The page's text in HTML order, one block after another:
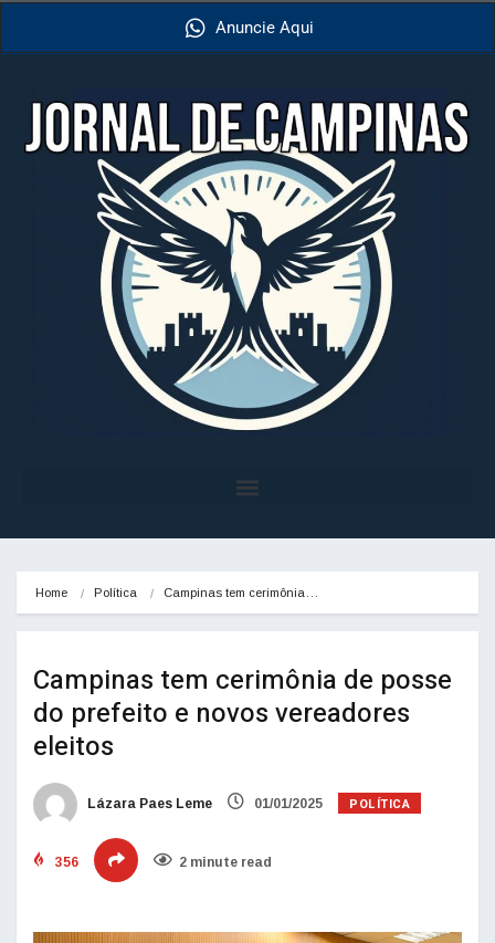
Anuncie Aqui
Home Política Campinas tem cerimônia…
Campinas tem cerimônia de posse
do prefeito e novos vereadores
eleitos
Lázara Paes Leme 01/01/2025 POLÍTICA
356 2 minute read